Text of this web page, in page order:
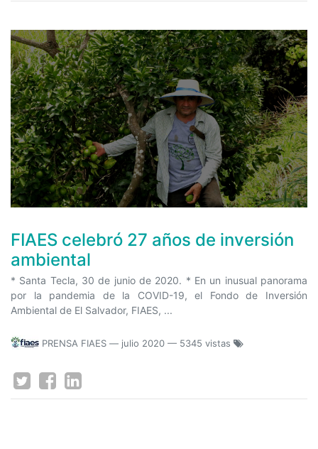
FIAES celebró 27 años de inversión
ambiental
* Santa Tecla, 30 de junio de 2020. * En un inusual panorama
por la pandemia de la COVID-19, el Fondo de Inversión
Ambiental de El Salvador, FIAES, ...
PRENSA FIAES — julio 2020 — 5345 vistas